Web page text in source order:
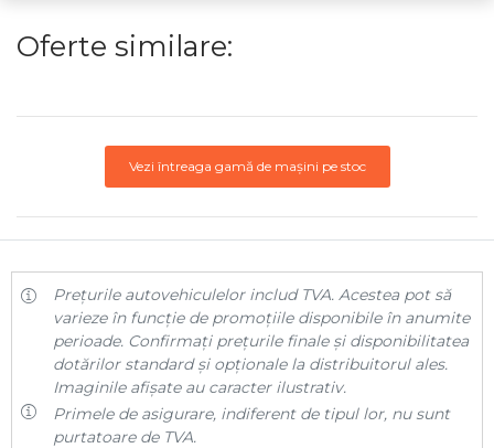
Oferte similare:
Vezi întreaga gamă de mașini pe stoc
Prețurile autovehiculelor includ TVA. Acestea pot să
varieze în funcție de promoțiile disponibile în anumite
perioade. Confirmați prețurile finale și disponibilitatea
dotărilor standard și opționale la distribuitorul ales.
Imaginile afișate au caracter ilustrativ.
Primele de asigurare, indiferent de tipul lor, nu sunt
purtatoare de TVA.